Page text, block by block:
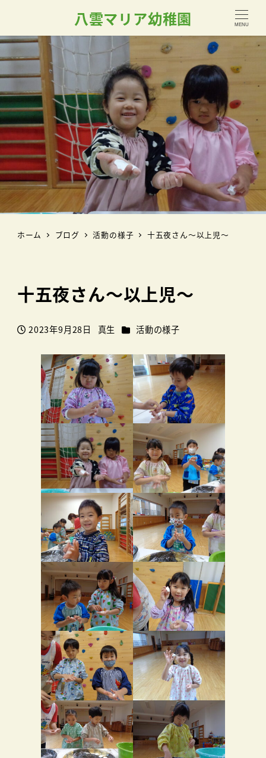
八雲マリア幼稚園 MENU
ホーム ブログ 活動の様子 十五夜さん～以上児～
十五夜さん～以上児～
投稿日
2023年9月28日
著
真生 カテゴリー
活動の様子